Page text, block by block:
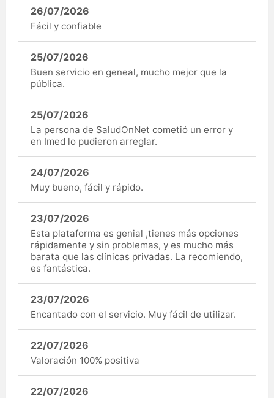
26/07/2026
Fácil y confiable
25/07/2026
Buen servicio en geneal, mucho mejor que la
pública.
25/07/2026
La persona de SaludOnNet cometió un error y
en Imed lo pudieron arreglar.
24/07/2026
Muy bueno, fácil y rápido.
23/07/2026
Esta plataforma es genial ,tienes más opciones
rápidamente y sin problemas, y es mucho más
barata que las clínicas privadas. La recomiendo,
es fantástica.
23/07/2026
Encantado con el servicio. Muy fácil de utilizar.
22/07/2026
Valoración 100% positiva
22/07/2026